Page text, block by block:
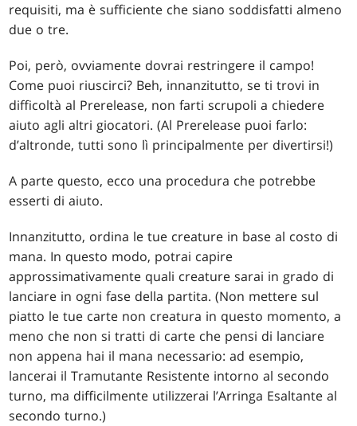
requisiti, ma è sufficiente che siano soddisfatti almeno
due o tre.
Poi, però, ovviamente dovrai restringere il campo!
Come puoi riuscirci? Beh, innanzitutto, se ti trovi in
difficoltà al Prerelease, non farti scrupoli a chiedere
aiuto agli altri giocatori. (Al Prerelease puoi farlo:
d’altronde, tutti sono lì principalmente per divertirsi!)
A parte questo, ecco una procedura che potrebbe
esserti di aiuto.
Innanzitutto, ordina le tue creature in base al costo di
mana. In questo modo, potrai capire
approssimativamente quali creature sarai in grado di
lanciare in ogni fase della partita. (Non mettere sul
piatto le tue carte non creatura in questo momento, a
meno che non si tratti di carte che pensi di lanciare
non appena hai il mana necessario: ad esempio,
lancerai il Tramutante Resistente intorno al secondo
turno, ma difficilmente utilizzerai l’Arringa Esaltante al
secondo turno.)